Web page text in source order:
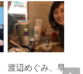
渡辺めぐみ、早見